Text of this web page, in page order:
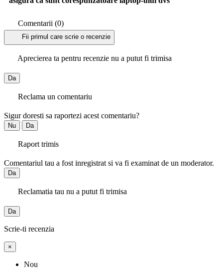
Comentarii (0)
Fii primul care scrie o recenzie
Aprecierea ta pentru recenzie nu a putut fi trimisa
Da
Reclama un comentariu
Sigur doresti sa raportezi acest comentariu?
Nu Da
Raport trimis
Comentariul tau a fost inregistrat si va fi examinat de un moderator.
Da
Reclamatia tau nu a putut fi trimisa
Da
Scrie-ti recenzia
×
Nou